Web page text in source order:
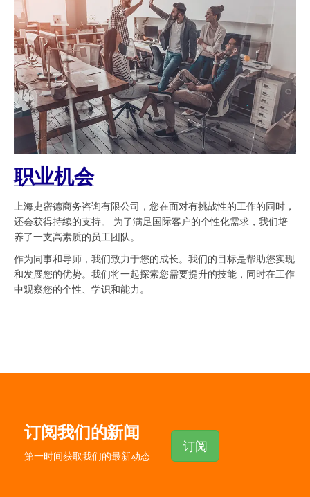
职业机会
上海史密德商务咨询有限公司，您在面对有挑战性的工作的同时，
还会获得持续的支持。 为了满足国际客户的个性化需求，我们培
养了一支高素质的员工团队。
作为同事和导师，我们致力于您的成长。我们的目标是帮助您实现
和发展您的优势。我们将一起探索您需要提升的技能，同时在工作
中观察您的个性、学识和能力。
订阅我们的新闻
第一时间获取我们的最新动态
订阅